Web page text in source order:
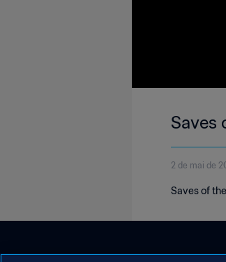
Saves
2 de mai de
Saves of